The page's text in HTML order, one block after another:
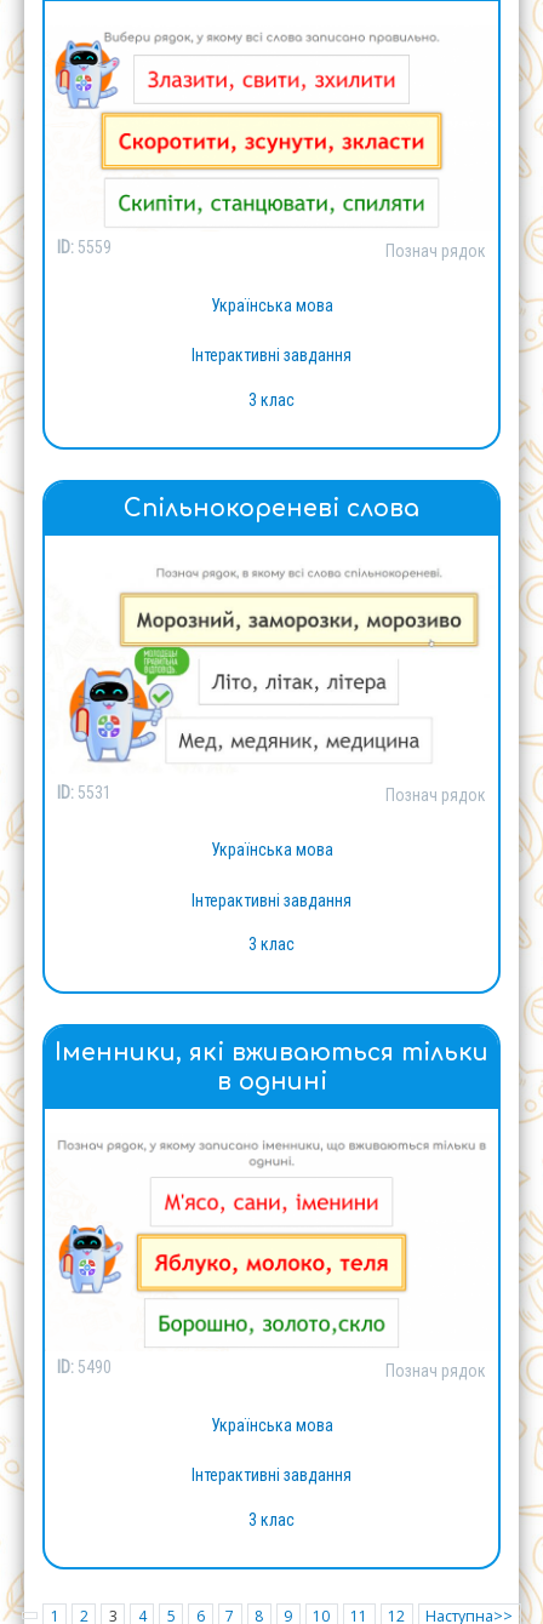
ID: 5559 Познач рядок
Українська мова
Інтерактивні завдання
3 клас
Спільнокореневі слова
ID: 5531 Познач рядок
Українська мова
Інтерактивні завдання
3 клас
Іменники, які вживаються тільки
в однині
ID: 5490 Познач рядок
Українська мова
Інтерактивні завдання
3 клас
1 2 3 4 5 6 7 8 9 10 11 12 Наступна>>